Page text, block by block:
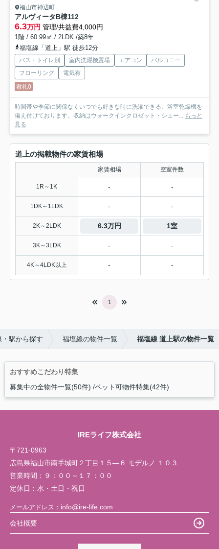
福山市神辺町
アルヴィータB棟112
6.3万円 管理/共益費4,000円
1階 / 60.99㎡ / 2LDK /築8年
福塩線「道上」駅 徒歩12分
バス・トイレ別 室内洗濯機置場 エアコン
バルコニー
フローリング
電気有
敷礼0
時間帯や季節に関係なくいつでも好きな時に洗濯できる、浴室乾燥機を
備え付けております。収納はウォークインクロゼット・シュー... もっと
見る
道上の掲載物件の家賃相場
家賃相場 空室件数
1R～1K - -
1DK～1LDK - -
2K～2LDK 6.3万円 1室
3K～3LDK - -
4K～4LDK以上 - -
1
・駅から探す 福塩線の物件一覧 福塩線 道上駅の物件一覧
おすすめこだわり特集
募集中の全物件一覧(50件) ペット可物件特集(42件)
IREライフ株式会社
〒721-0963
広島県福山市南手城町２丁目１５―６ モデルノ １０３
営業時間： ９：００～１７：００
定休日： 水・土日・祝日
メールアドレス： info@ire-life.com
会社概要